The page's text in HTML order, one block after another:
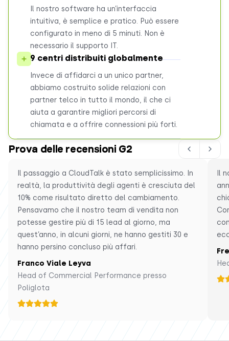
Il nostro software ha un’interfaccia
intuitiva, è semplice e pratico. Può essere
configurato in meno di 5 minuti. Non è
necessario il supporto IT.
9 centri distribuiti globalmente
Invece di affidarci a un unico partner,
abbiamo costruito solide relazioni con
partner telco in tutto il mondo, il che ci
aiuta a garantire migliori percorsi di
chiamata e a offrire connessioni più forti.
Prova delle recensioni G2
Il passaggio a CloudTalk è stato semplicissimo. In
realtà, la produttività degli agenti è cresciuta del
10% come risultato diretto del cambiamento.
Pensavamo che il nostro team di vendita non
potesse gestire più di 15 lead al giorno, ma
quest’anno, in alcuni giorni, ne hanno gestiti 30 e
hanno persino concluso più affari.
Franco Viale Leyva
Head of Commercial Performance presso
Poliglota
Il